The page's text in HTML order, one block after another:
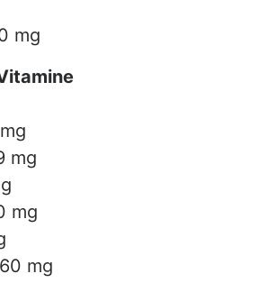
mg
mg
mg
mg